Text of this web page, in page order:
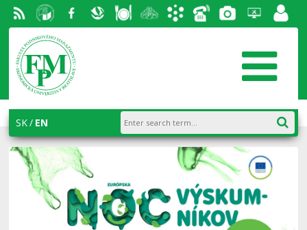
RSS University
of
Economics
Bratislava
Facebook
AiS2
portal
SK EN